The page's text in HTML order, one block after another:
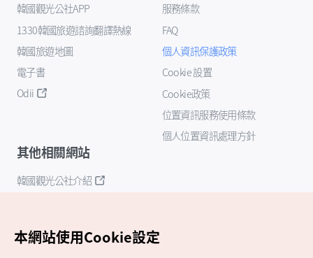
韓國觀光公社APP
1330韓國旅遊諮詢翻譯熱線
韓國旅遊地圖
電子書
Odii
服務條款
FAQ
個人資訊保護政策
Cookie 設置
Cookie政策
位置資訊服務使用條款
個人位置資訊處理方針
其他相關網站
韓國觀光公社介紹
本網站使用Cookie設定